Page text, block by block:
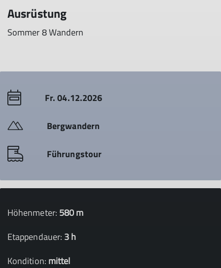
Ausrüstung
Sommer 8 Wandern
Fr. 04.12.2026
Bergwandern
Führungstour
Höhenmeter: 580 m
Etappendauer: 3 h
Kondition: mittel